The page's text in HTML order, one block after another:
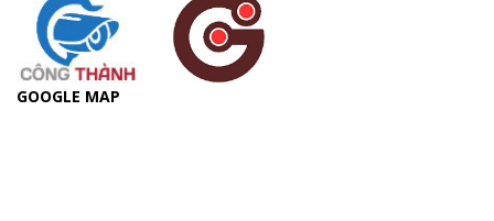
GOOGLE MAP